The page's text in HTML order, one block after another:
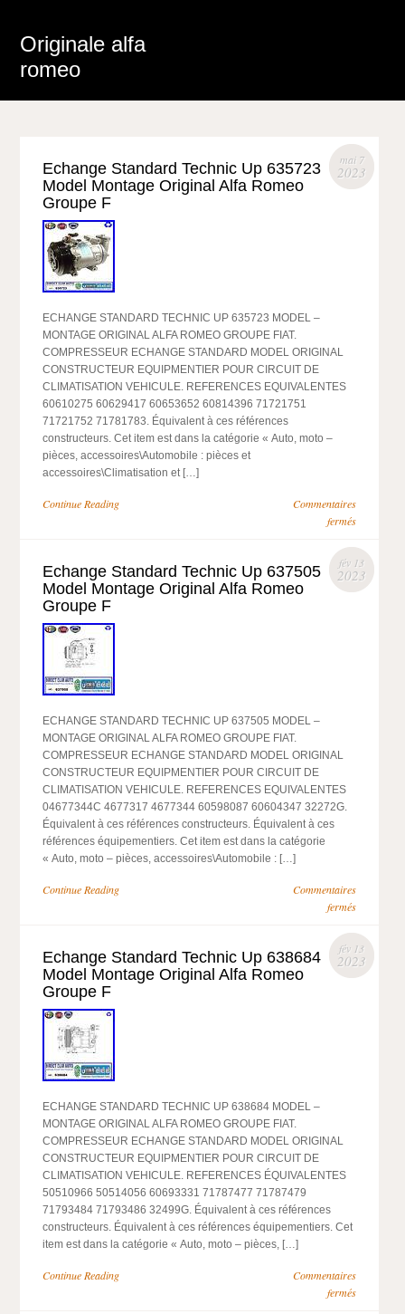
Originale alfa
romeo
mai 7
2023
Echange Standard Technic Up 635723
Model Montage Original Alfa Romeo
Groupe F
ECHANGE STANDARD TECHNIC UP 635723 MODEL –
MONTAGE ORIGINAL ALFA ROMEO GROUPE FIAT.
COMPRESSEUR ECHANGE STANDARD MODEL ORIGINAL
CONSTRUCTEUR EQUIPMENTIER POUR CIRCUIT DE
CLIMATISATION VEHICULE. REFERENCES EQUIVALENTES
60610275 60629417 60653652 60814396 71721751
71721752 71781783. Équivalent à ces références
constructeurs. Cet item est dans la catégorie « Auto, moto –
pièces, accessoires\Automobile : pièces et
accessoires\Climatisation et […]
Continue Reading
Commentaires
fermés
fév 13
2023
Echange Standard Technic Up 637505
Model Montage Original Alfa Romeo
Groupe F
ECHANGE STANDARD TECHNIC UP 637505 MODEL –
MONTAGE ORIGINAL ALFA ROMEO GROUPE FIAT.
COMPRESSEUR ECHANGE STANDARD MODEL ORIGINAL
CONSTRUCTEUR EQUIPMENTIER POUR CIRCUIT DE
CLIMATISATION VEHICULE. REFERENCES EQUIVALENTES
04677344C 4677317 4677344 60598087 60604347 32272G.
Équivalent à ces références constructeurs. Équivalent à ces
références équipementiers. Cet item est dans la catégorie
« Auto, moto – pièces, accessoires\Automobile : […]
Continue Reading
Commentaires
fermés
fév 13
2023
Echange Standard Technic Up 638684
Model Montage Original Alfa Romeo
Groupe F
ECHANGE STANDARD TECHNIC UP 638684 MODEL –
MONTAGE ORIGINAL ALFA ROMEO GROUPE FIAT.
COMPRESSEUR ECHANGE STANDARD MODEL ORIGINAL
CONSTRUCTEUR EQUIPMENTIER POUR CIRCUIT DE
CLIMATISATION VEHICULE. REFERENCES ÉQUIVALENTES
50510966 50514056 60693331 71787477 71787479
71793484 71793486 32499G. Équivalent à ces références
constructeurs. Équivalent à ces références équipementiers. Cet
item est dans la catégorie « Auto, moto – pièces, […]
Continue Reading
Commentaires
fermés